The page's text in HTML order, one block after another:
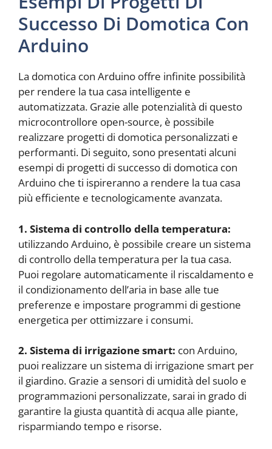
Successo Di Domotica Con
Arduino
La domotica con Arduino offre infinite possibilità
per rendere la tua casa intelligente e
automatizzata. Grazie alle potenzialità di questo
microcontrollore open-source, è possibile
realizzare progetti di domotica personalizzati e
performanti. Di seguito, sono presentati alcuni
esempi di progetti di successo di domotica con
Arduino che ti ispireranno a rendere la tua casa
più efficiente e tecnologicamente avanzata.
1. Sistema di controllo della temperatura:
utilizzando Arduino, è possibile creare un sistema
di controllo della temperatura per la tua casa.
Puoi regolare automaticamente il riscaldamento e
il condizionamento dell’aria in base alle tue
preferenze e impostare programmi di gestione
energetica per ottimizzare i consumi.
2. Sistema di irrigazione smart: con Arduino,
puoi realizzare un sistema di irrigazione smart per
il giardino. Grazie a sensori di umidità del suolo e
programmazioni personalizzate, sarai in grado di
garantire la giusta quantità di acqua alle piante,
risparmiando tempo e risorse.